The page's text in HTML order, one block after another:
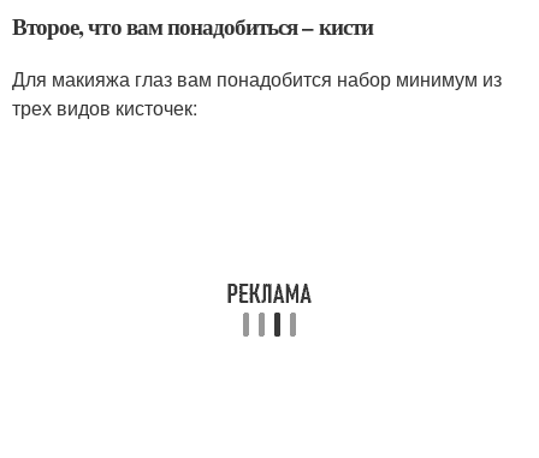
Второе, что вам понадобиться – кисти
Для макияжа глаз вам понадобится набор минимум из
трех видов кисточек: